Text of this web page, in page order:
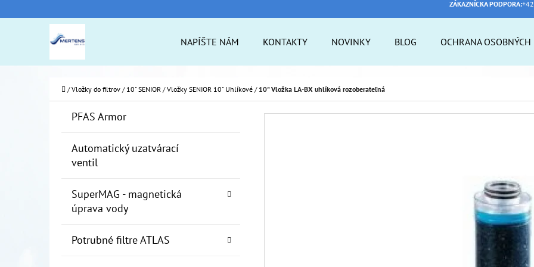
ZÁKAZNÍCKA PODPORA:
NAPÍŠTE NÁM KONTAKTY NOVINKY BLOG OCHRANA OSOBNÝCH
Domov
/ Vložky do filtrov / 10" SENIOR / Vložky SENIOR 10" Uhlíkové / 10" Vložka LA-BX uhlíková rozoberateľná
Preskočiť
PFAS Armor
Automatický uzatvárací
ventil
SuperMAG - magnetická
úprava vody
Potrubné filtre ATLAS
Í
do
obchodu
do
obchodu